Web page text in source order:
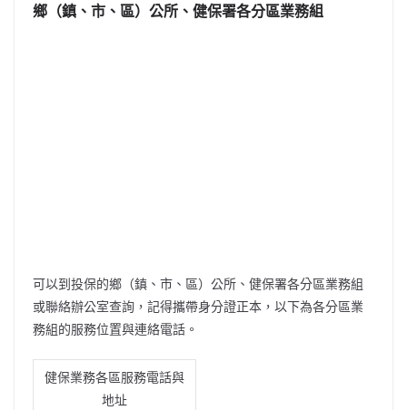
鄉（鎮、市、區）公所、健保署各分區業務組
可以到投保的鄉（鎮、市、區）公所、健保署各分區業務組
或聯絡辦公室查詢，記得攜帶身分證正本，以下為各分區業
務組的服務位置與連絡電話。
健保業務各區服務電話與
地址